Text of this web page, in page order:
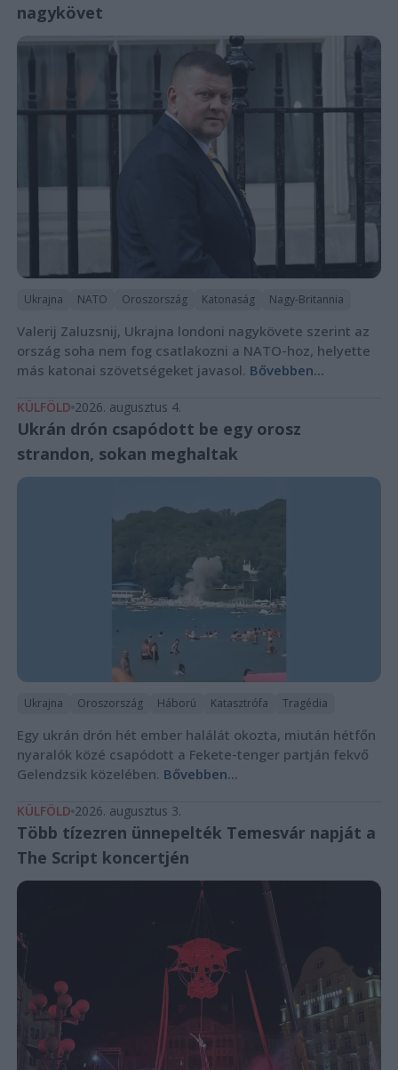
nagykövet
Ukrajna NATO Oroszország Katonaság Nagy-Britannia
Valerij Zaluzsnij, Ukrajna londoni nagykövete szerint az
ország soha nem fog csatlakozni a NATO-hoz, helyette
más katonai szövetségeket javasol. Bővebben...
KÜLFÖLD 2026. augusztus 4.
Ukrán drón csapódott be egy orosz
strandon, sokan meghaltak
Ukrajna Oroszország Háború Katasztrófa Tragédia
Egy ukrán drón hét ember halálát okozta, miután hétfőn
nyaralók közé csapódott a Fekete-tenger partján fekvő
Gelendzsik közelében. Bővebben...
KÜLFÖLD 2026. augusztus 3.
Több tízezren ünnepelték Temesvár napját a
The Script koncertjén